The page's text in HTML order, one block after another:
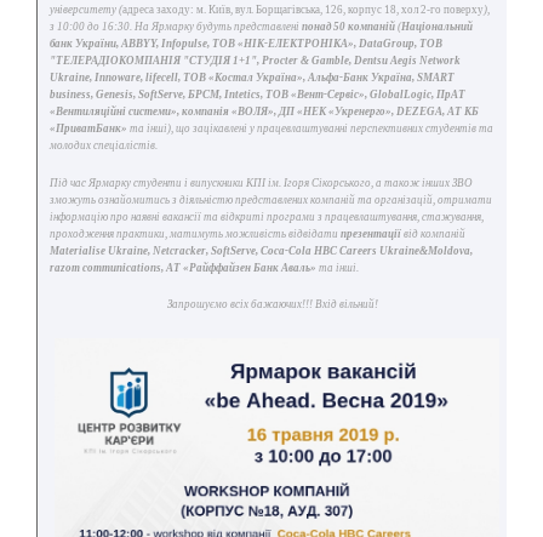
університету (адреса заходу: м. Київ, вул. Борщагівська, 126, корпус 18, хол 2-го поверху ),
з 10:00 до 16:30. На Ярмарку будуть представлені понад 50 компаній (Національний
банк України, ABBYY, Infopulse, ТОВ «НІК-ЕЛЕКТРОНІКА», DataGroup, ТОВ
"ТЕЛЕРАДІОКОМПАНІЯ "СТУДІЯ 1+1", Procter & Gamble, Dentsu Aegis Network
Ukraine, Innoware, lifecell, ТОВ «Костал Україна», Альфа-Банк Україна, SMART
business, Genesis, SoftServe, БРСМ, Intetics, ТОВ «Вент-Сервіс», GlobalLogic, ПрАТ
«Вентиляційні системи», компанія «ВОЛЯ», ДП «НЕК «Укренерго», DEZEGA, АТ КБ
«ПриватБанк» та інші), що зацікавлені у працевлаштуванні перспективних студентів та
молодих спеціалістів.
Під час Ярмарку студенти і випускники КПІ ім. Ігоря Сікорського, а також інших ЗВО
зможуть ознайомитись з діяльністю представлених компаній та організацій, отримати
інформацію про наявні вакансії та відкриті програми з працевлаштування, стажування,
проходження практики, матимуть можливість відвідати презентації від компаній
Materialise Ukraine, Netcracker, SoftServe, Coca-Cola HBC Careers Ukraine&Moldova,
razom communications, АТ «Райффайзен Банк Аваль» та інші.
Запрошуємо всіх бажаючих!!! Вхід вільний!